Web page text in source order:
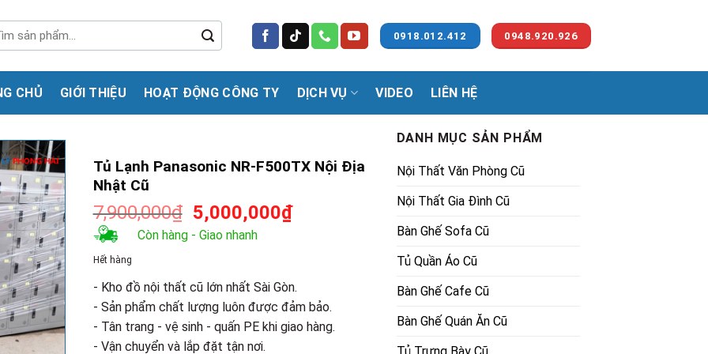
0918.012.412 0948.920.926
CHỦ GIỚI THIỆU HOẠT ĐỘNG CÔNG TY DỊCH VỤ VIDEO LIÊN HỆ
Tủ Lạnh Panasonic NR-F500TX Nội Địa
Nhật Cũ
7,900,000₫ Giá
gốc
5,000,000₫Giá
5,000,000₫.
Còn hàng - Giao nhanh
Hết hàng
- Kho đồ nội thất cũ lớn nhất Sài Gòn.
- Sản phẩm chất lượng luôn được đảm bảo.
- Tân trang - vệ sinh - quấn PE khi giao hàng.
- Vận chuyển và lắp đặt tận nơi.
DANH MỤC SẢN PHẨM
Nội Thất Văn Phòng Cũ
Nội Thất Gia Đình Cũ
Bàn Ghế Sofa Cũ
Tủ Quần Áo Cũ
Bàn Ghế Cafe Cũ
Bàn Ghế Quán Ăn Cũ
Tủ Trưng Bày Cũ